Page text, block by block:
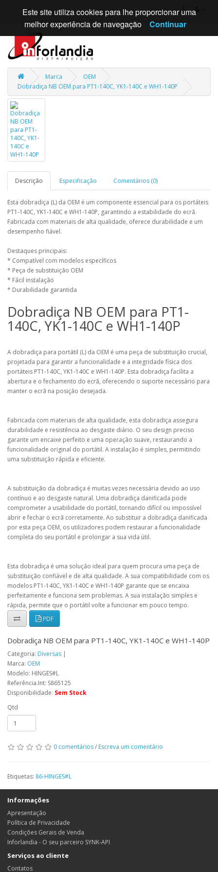
Marca
OEM
Dobradiça NB OEM para PT1-140C, YK1-140C e WH1-140P
Descrição Especificação Comentários (0)
Esta dobradiça (L) da OEM é um componente essencial para os portáteis
PT1-140C, YK1-140C e WH1-140P, garantindo a estabilidade do ecrã.
Fabricada com materiais de alta qualidade, oferece durabilidade e um
desempenho fiável.
Destaques principais:
* Compatível com modelos específicos
* Peça de substituição OEM
* Fácil instalação
* Durabilidade garantida
Dobradiça NB OEM para PT1-
140C, YK1-140C e WH1-140P
A dobradiça para portátil (L) da OEM é uma peça de substituição crucial,
projetada para garantir a funcionalidade e a integridade física dos
portáteis PT1-140C, YK1-140C e WH1-140P. Esta dobradiça facilita a
abertura e o fechamento do ecrã, oferecendo o suporte necessário para
manter o ecrã na posição desejada.
Fabricada com materiais de alta qualidade, esta dobradiça assegura
durabilidade e resistência ao desgaste diário. O seu design preciso
garante um encaixe perfeito e uma operação suave, restaurando a
funcionalidade original do portátil. A instalação é simples, permitindo
uma substituição rápida e eficiente.
A substituição da dobradiça é muitas vezes necessária devido ao uso
contínuo e ao desgaste natural. Uma dobradiça danificada pode
comprometer a usabilidade do portátil, tornando difícil ou impossível
abrir e fechar o ecrã corretamente. Ao substituir a dobradiça danificada
por esta peça OEM, os utilizadores podem restaurar a funcionalidade
completa do seu portátil e prolongar a sua vida útil.
Esta dobradiça é uma solução ideal para quem procura uma peça de
substituição confiável e de alta qualidade. A sua compatibilidade com os
modelos PT1-140C, YK1-140C e WH1-140P garante que se encaixa
perfeitamente e funciona sem problemas. A sua instalação simples e
rápida, permite que o portátil volte a funcionar em pouco tempo.
PDF
Dobradiça NB OEM para PT1-140C, YK1-140C e WH1-140P
Categoria: Diversas |
Marca: OEM
Modelo: HINGES#L
Referência.Int: S865125
Disponibilidade: Sem Stock
Qtd
0 comentários/ Escreva um comentário
Etiquetas: 86-HINGES#L
Informações
Apresentação
Política de Privacidade
Condições Gerais de Venda
Inforlandia - O seu parceiro SYNK-API
Serviços ao cliente
Contatos
Este site utiliza cookies para lhe proporcionar uma
melhor experiência de navegação
Continuar